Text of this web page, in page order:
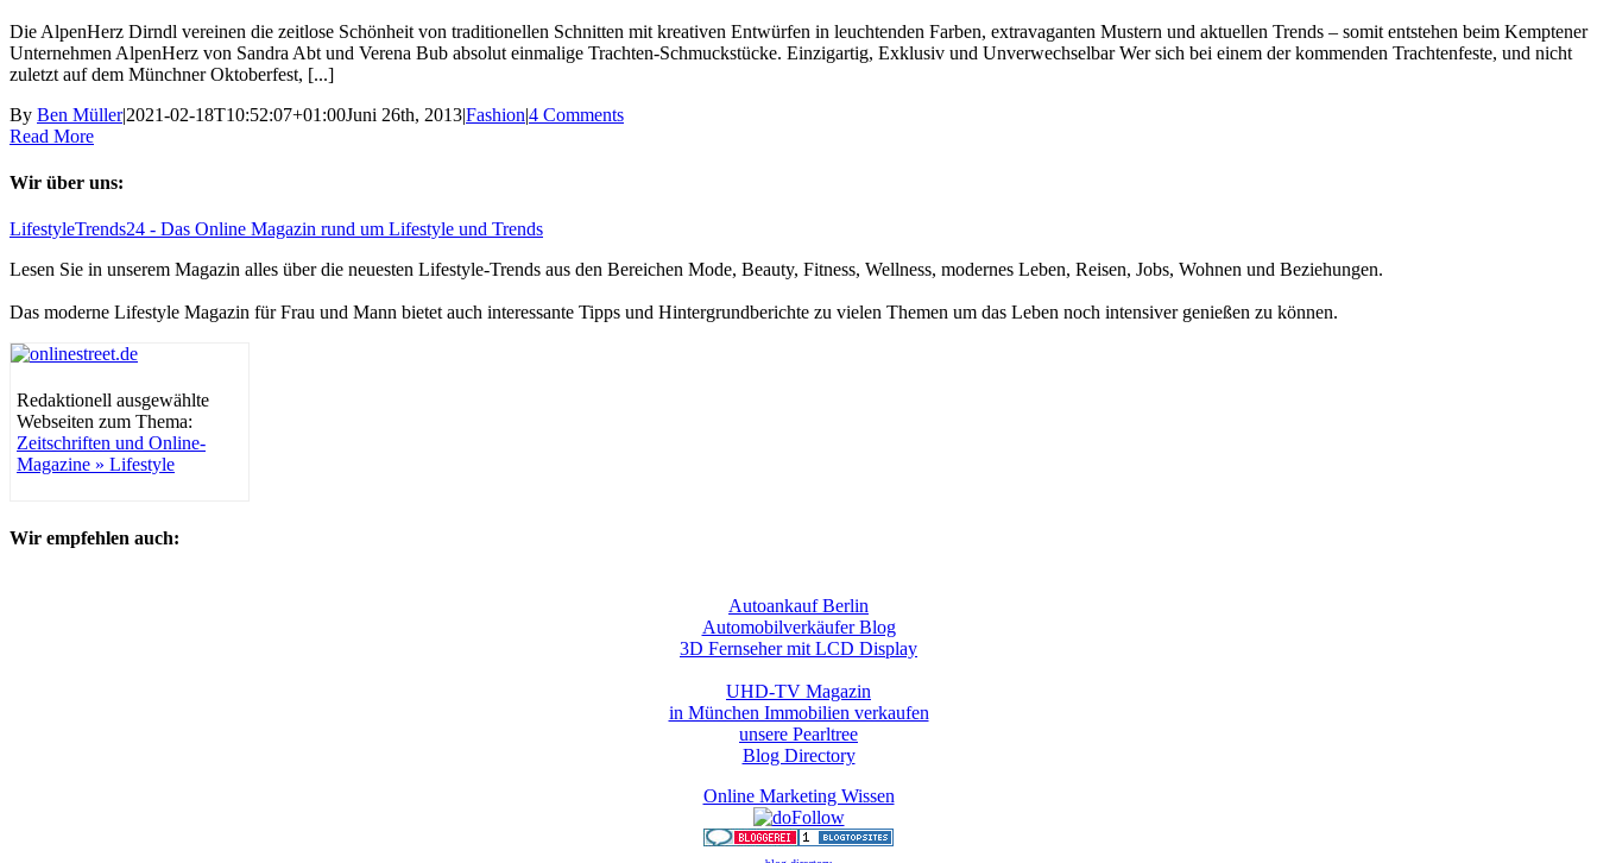
Die AlpenHerz Dirndl vereinen die zeitlose Schönheit von traditionellen Schnitten mit kreativen Entwürfen in leuchtenden Farben, extravaganten Mustern und aktuellen Trends – somit entstehen beim Kemptener
Unternehmen AlpenHerz von Sandra Abt und Verena Bub absolut einmalige Trachten-Schmuckstücke. Einzigartig, Exklusiv und Unverwechselbar Wer sich bei einem der kommenden Trachtenfeste, und nicht
zuletzt auf dem Münchner Oktoberfest, [...]
By Ben Müller|2021-02-18T10:52:07+01:00Juni 26th, 2013|Fashion|4 Comments
Read More
Wir über uns:
LifestyleTrends24 - Das Online Magazin rund um Lifestyle und Trends
Lesen Sie in unserem Magazin alles über die neuesten Lifestyle-Trends aus den Bereichen Mode, Beauty, Fitness, Wellness, modernes Leben, Reisen, Jobs, Wohnen und Beziehungen.
Das moderne Lifestyle Magazin für Frau und Mann bietet auch interessante Tipps und Hintergrundberichte zu vielen Themen um das Leben noch intensiver genießen zu können.
Redaktionell ausgewählte
Webseiten zum Thema:
Zeitschriften und Online-
Magazine » Lifestyle
Wir empfehlen auch:
Autoankauf Berlin
Automobilverkäufer Blog
3D Fernseher mit LCD Display
UHD-TV Magazin
in München Immobilien verkaufen
unsere Pearltree
Blog Directory
Online Marketing Wissen